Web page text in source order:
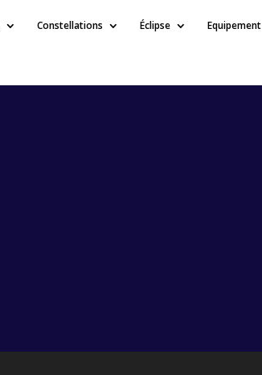
Constellations Éclipse Equipement